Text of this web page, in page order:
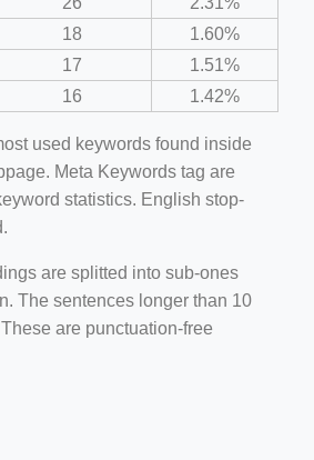
18
1.60%
17
1.51%
16 1.42%
used keywords found inside
Meta Keywords tag are
statistics. English stop-
are splitted into sub-ones
The sentences longer than 10
are punctuation-free